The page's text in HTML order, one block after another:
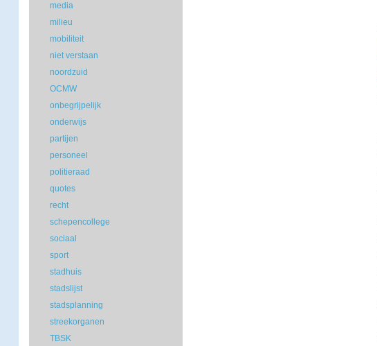
media
milieu
mobiliteit
niet verstaan
noordzuid
OCMW
onbegrijpelijk
onderwijs
partijen
personeel
politieraad
quotes
recht
schepencollege
sociaal
sport
stadhuis
stadslijst
stadsplanning
streekorganen
TBSK